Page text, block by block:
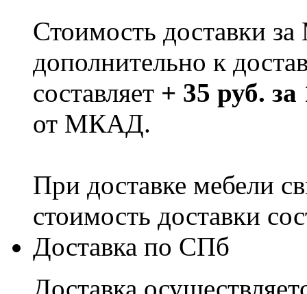
Стоимость доставки
дополнительно к
составляет + 35 руб.
от МКАД.
При доставке мебели
стоимость доставки
Доставка по СПб